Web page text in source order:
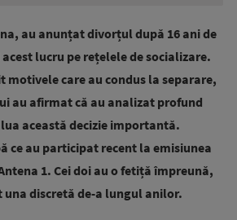
au anunțat divorțul după 16 ani de
lucru pe rețelele de socializare.
motivele care au condus la separare,
au afirmat că au analizat profund
această decizie importantă.
ce au participat recent la emisiunea
1. Cei doi au o fetiță împreună,
una discretă de-a lungul anilor.